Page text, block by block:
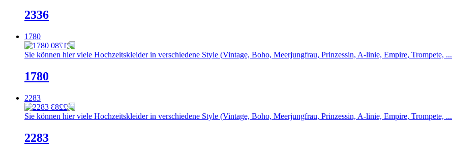
2336
1780
Sie können hier viele Hochzeitskleider in verschiedene Style (Vintage, Boho, Meerjungfrau, Prinzessin, A-linie, Empire, Trompete, ...
1780
2283
Sie können hier viele Hochzeitskleider in verschiedene Style (Vintage, Boho, Meerjungfrau, Prinzessin, A-linie, Empire, Trompete, ...
2283